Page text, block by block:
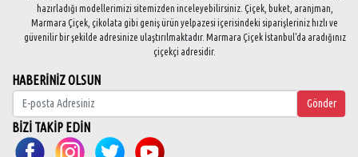
hazırladığı modellerimizi sitemizden inceleyebilirsiniz. Çiçek, buket, aranjman,
Marmara Çiçek, çikolata gibi geniş ürün yelpazesi içerisindeki siparişleriniz hızlı ve
güvenilir bir şekilde adresinize ulaştırılmaktadır. Marmara Çiçek İstanbul'da aradığınız
çiçekçi adresidir.
HABERİNİZ OLSUN
Gönder
BİZİ TAKİP EDİN